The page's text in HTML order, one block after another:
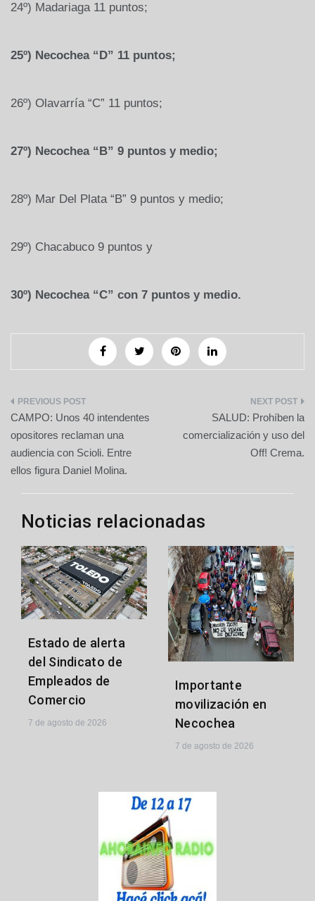
24º) Madariaga 11 puntos;
25º) Necochea “D” 11 puntos;
26º) Olavarría “C” 11 puntos;
27º) Necochea “B” 9 puntos y medio;
28º) Mar Del Plata “B” 9 puntos y medio;
29º) Chacabuco 9 puntos y
30º) Necochea “C” con 7 puntos y medio.
Navegación
de
entradas
CAMPO: Unos 40 intendentes
opositores reclaman una
audiencia con Scioli. Entre
ellos figura Daniel Molina.
SALUD: Prohíben la
comercialización y uso del
Off! Crema.
Noticias relacionadas
Estado de alerta
del Sindicato de
Empleados de
Comercio
7 de agosto de 2026
Importante
movilización en
Necochea
7 de agosto de 2026